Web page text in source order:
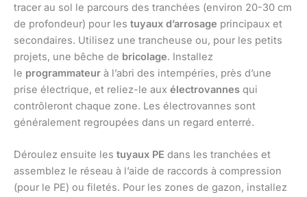
tracer au sol le parcours des tranchées (environ 20-30 cm
de profondeur) pour les tuyaux d’arrosage principaux et
secondaires. Utilisez une trancheuse ou, pour les petits
projets, une bêche de bricolage. Installez
le programmateur à l’abri des intempéries, près d’une
prise électrique, et reliez-le aux électrovannes qui
contrôleront chaque zone. Les électrovannes sont
généralement regroupées dans un regard enterré.
Déroulez ensuite les tuyaux PE dans les tranchées et
assemblez le réseau à l’aide de raccords à compression
(pour le PE) ou filetés. Pour les zones de gazon, installez